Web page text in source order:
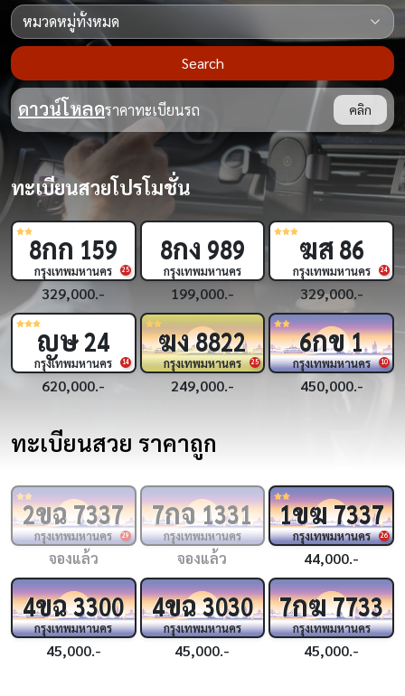
Search
ดาวน์โหลดราคาทะเบียนรถ คลิก
ทะเบียนสวยโปรโมชั่น
25
8กก 159
กรุงเทพมหานคร
329,000.-
8กง 989
กรุงเทพมหานคร
199,000.-
24
ฆส86
กรุงเทพมหานคร
329,000.-
14
ญษ24
กรุงเทพมหานคร
620,000.-
25
ฆง8822
กรุงเทพมหานคร
249,000.-
10
6กข1
กรุงเทพมหานคร
450,000.-
ทะเบียนสวย ราคาถูก
29
2ขฉ7337
กรุงเทพมหานคร
จองแล้ว
7กจ1331
กรุงเทพมหานคร
จองแล้ว
26
1ขฆ7337
กรุงเทพมหานคร
44,000.-
4ขฉ3300
กรุงเทพมหานคร
45,000.-
4ขฉ3030
กรุงเทพมหานคร
45,000.-
7กฆ7733
กรุงเทพมหานคร
45,000.-